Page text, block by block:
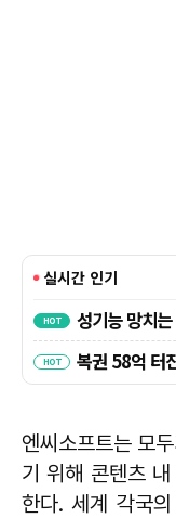
엔씨소프트는 모
기 위해 콘텐츠
한다. 세계 각국의